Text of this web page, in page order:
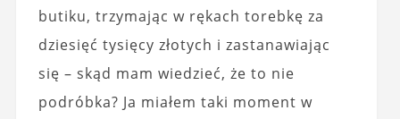
butiku, trzymając w rękach torebkę za
dziesięć tysięcy złotych i zastanawiając
się – skąd mam wiedzieć, że to nie
podróbka? Ja miałem taki moment w